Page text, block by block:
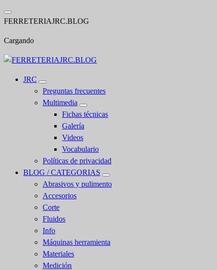
Saltar
al
FERRETERIAJRC.BLOG
Cargando
JRC
Preguntas frecuentes
Multimedia
Fichas técnicas
Galería
Videos
Vocabulario
Políticas de privacidad
BLOG / CATEGORIAS
Abrasivos y pulimento
Accesorios
Corte
Fluidos
Info
Máquinas herramienta
Materiales
Medición